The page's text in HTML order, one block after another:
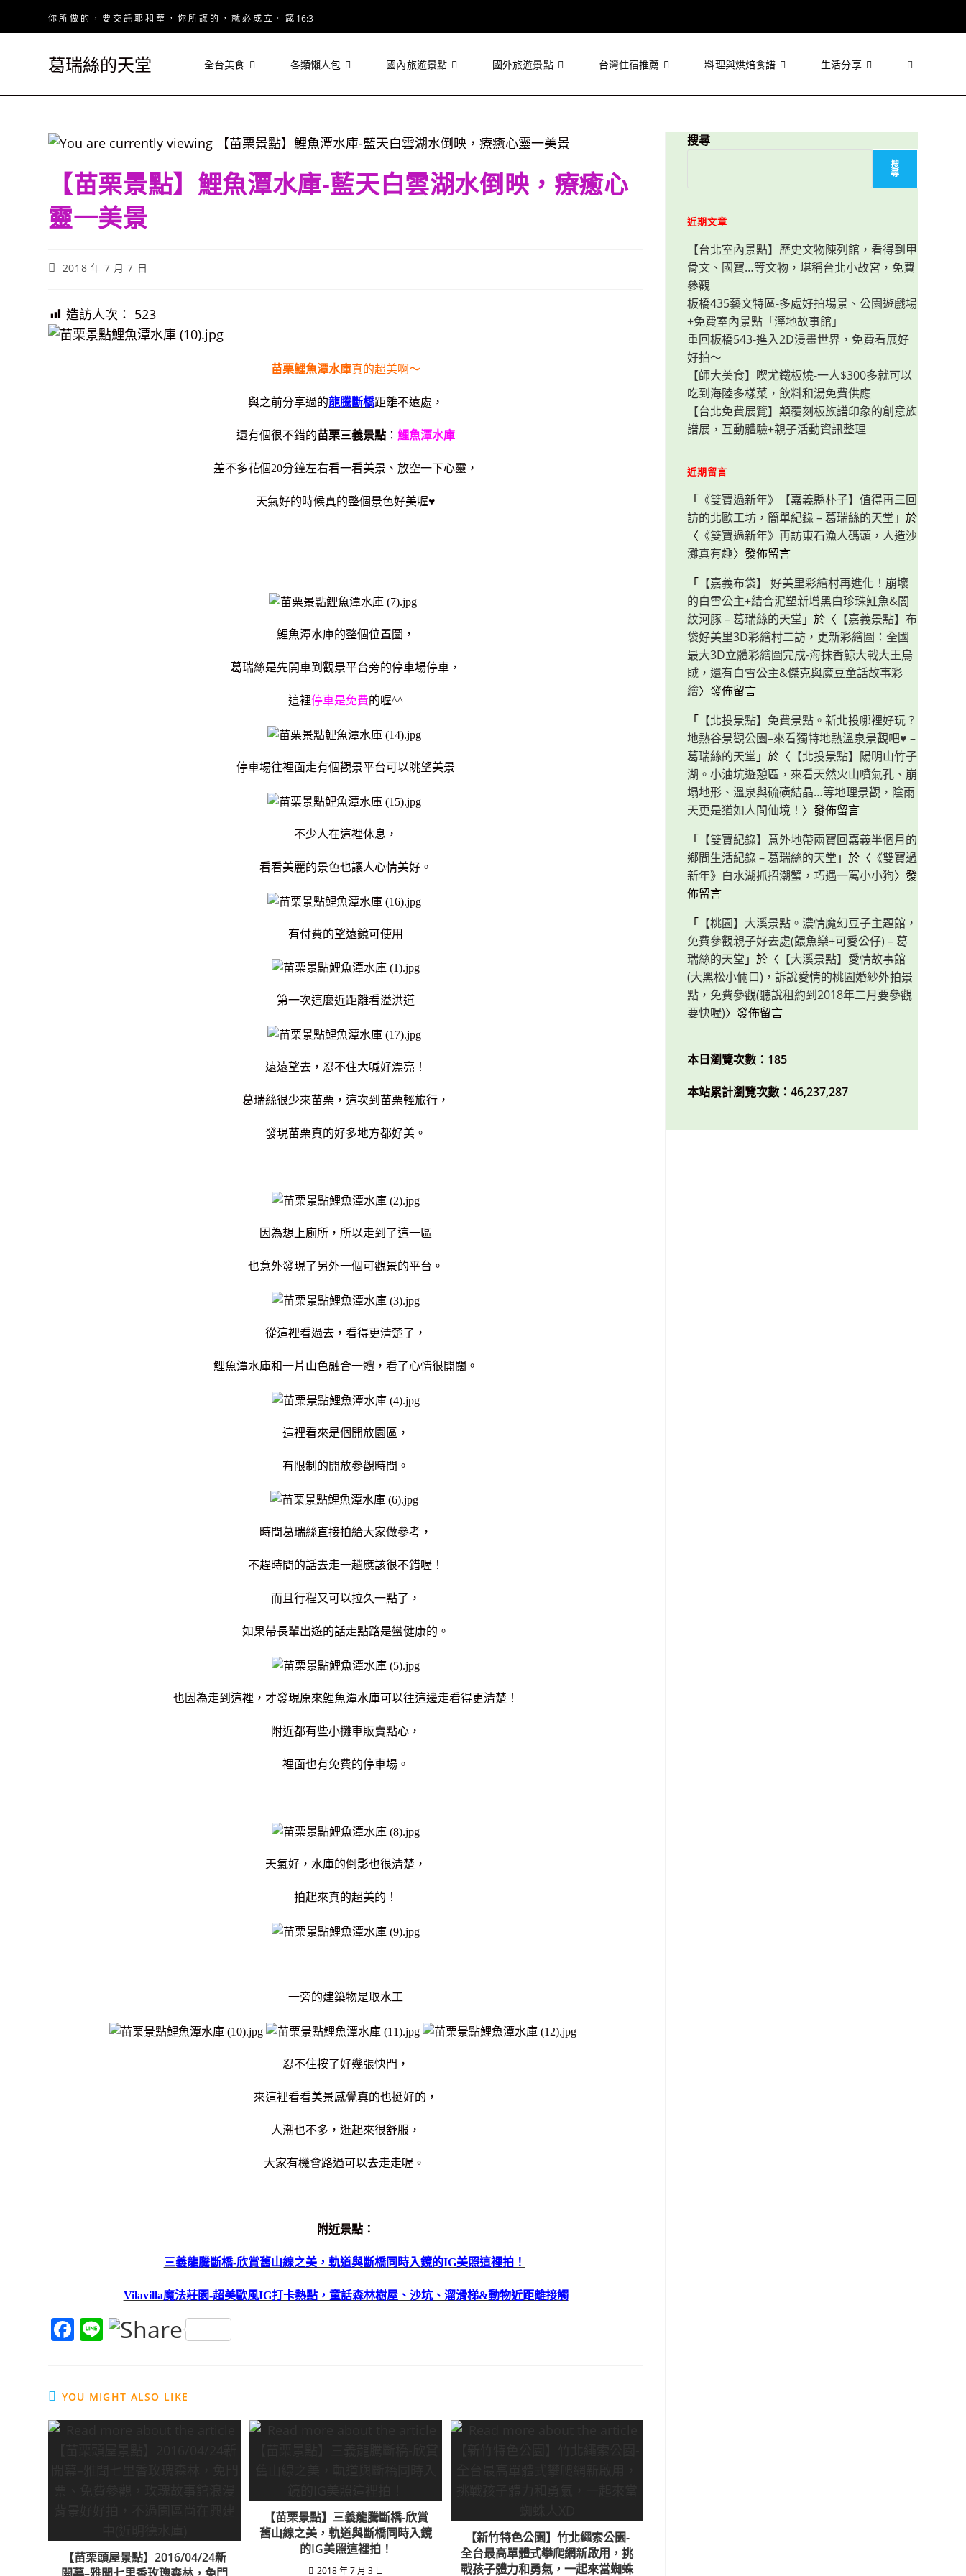
你 所 做 的 ， 要 交 託 耶 和 華 ， 你 所 謀 的 ， 就 必 成 立 。 箴 16:3
葛瑞絲的天堂 全台美食 各類懶人包 國內旅遊景點 國外旅遊景點 台灣住宿推薦 料理與烘焙食譜 生活分享 Toggle
search
【苗栗景點】鯉魚潭水庫-藍天白雲湖水倒映，療癒心
靈一美景
Post2018 年 7 月 7 日
造訪人次： 523
苗栗鯉魚潭水庫真的超美啊～
與之前分享過的龍騰斷橋距離不遠處，
還有個很不錯的苗栗三義景點 ：鯉魚潭水庫
差不多花個20分鐘左右看一看美景、放空一下心靈，
天氣好的時候真的整個景色好美喔♥
鯉魚潭水庫的整個位置圖，
葛瑞絲是先開車到觀景平台旁的停車場停車，
這裡停車是免費的喔^^
停車場往裡面走有個觀景平台可以眺望美景
不少人在這裡休息，
看看美麗的景色也讓人心情美好。
有付費的望遠鏡可使用
第一次這麼近距離看溢洪道
遠遠望去，忍不住大喊好漂亮！
葛瑞絲很少來苗栗，這次到苗栗輕旅行，
發現苗栗真的好多地方都好美。
因為想上廁所，所以走到了這一區
也意外發現了另外一個可觀景的平台。
從這裡看過去，看得更清楚了，
鯉魚潭水庫和一片山色融合一體，看了心情很開闊。
這裡看來是個開放園區，
有限制的開放參觀時間。
時間葛瑞絲直接拍給大家做參考，
不趕時間的話去走一趟應該很不錯喔！
而且行程又可以拉久一點了，
如果帶長輩出遊的話走點路是蠻健康的。
也因為走到這裡，才發現原來鯉魚潭水庫可以往這邊走看得更清楚！
附近都有些小攤車販賣點心，
裡面也有免費的停車場。
天氣好，水庫的倒影也很清楚，
拍起來真的超美的！
一旁的建築物是取水工
忍不住按了好幾張快門，
來這裡看看美景感覺真的也挺好的，
人潮也不多，逛起來很舒服，
大家有機會路過可以去走走喔。
附近景點：
三義龍騰斷橋-欣賞舊山線之美，軌道與斷橋同時入鏡的IG美照這裡拍！
Vilavilla魔法莊園-超美歐風IG打卡熱點，童話森林樹屋、沙坑、溜滑梯&動物近距離接觸
F
e
b
Li
YOU MIGHT ALSO LIKE
【苗栗頭屋景點】2016/04/24新
【苗栗景點】三義龍騰斷橋-欣賞
舊山線之美，軌道與斷橋同時入鏡
的IG美照這裡拍！
2018 年 7 月 3 日
【新竹特色公園】竹北繩索公園-
全台最高單體式攀爬網新啟用，挑
戰孩子體力和勇氣，一起來當蜘蛛
搜尋
搜
尋
近期文章
【台北室內景點】歷史文物陳列館，看得到甲
骨文、國寶…等文物，堪稱台北小故宮，免費
參觀
板橋435藝文特區-多處好拍場景、公園遊戲場
+免費室內景點「溼地故事館」
重回板橋543-進入2D漫畫世界，免費看展好
好拍～
【師大美食】喫尤鐵板燒-一人$300多就可以
吃到海陸多樣菜，飲料和湯免費供應
【台北免費展覽】顛覆刻板族譜印象的創意族
譜展，互動體驗+親子活動資訊整理
近期留言
「 《雙寶過新年》【嘉義縣朴子】值得再三回
訪的北歐工坊，簡單紀錄 – 葛瑞絲的天堂 」於
〈 《雙寶過新年》再訪東石漁人碼頭，人造沙
灘真有趣〉發佈留言
「 【嘉義布袋】 好美里彩繪村再進化！崩壞
的白雪公主+結合泥塑新增黑白珍珠魟魚&闇
紋河豚 – 葛瑞絲的天堂 」於〈 【嘉義景點】布
袋好美里3D彩繪村二訪，更新彩繪圖：全國
最大3D立體彩繪圖完成-海抹香鯨大戰大王烏
賊，還有白雪公主&傑克與魔豆童話故事彩
繪〉發佈留言
「 【北投景點】免費景點。新北投哪裡好玩？
地熱谷景觀公園–來看獨特地熱溫泉景觀吧♥ –
葛瑞絲的天堂 」於〈 【北投景點】陽明山竹子
湖。小油坑遊憩區，來看天然火山噴氣孔、崩
塌地形、溫泉與硫磺結晶…等地理景觀，陰雨
天更是猶如人間仙境！ 〉發佈留言
「 【雙寶紀錄】意外地帶兩寶回嘉義半個月的
鄉間生活紀錄 – 葛瑞絲的天堂 」於〈 《雙寶過
新年》白水湖抓招潮蟹，巧遇一窩小小狗〉發
佈留言
「 【桃園】大溪景點。濃情魔幻豆子主題館，
免費參觀親子好去處(餵魚樂+可愛公仔) – 葛
瑞絲的天堂 」於〈 【大溪景點】愛情故事館
(大黑松小倆口)，訴說愛情的桃園婚紗外拍景
點，免費參觀(聽說租約到2018年二月要參觀
要快喔)〉發佈留言
本日瀏覽次數：185
本站累計瀏覽次數：46,237,287